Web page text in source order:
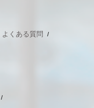
よくある質問